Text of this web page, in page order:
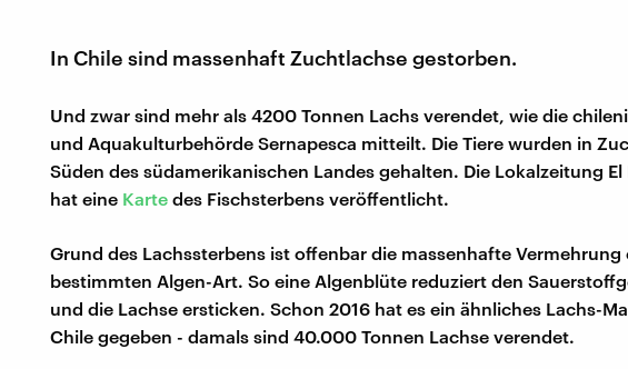
In Chile sind massenhaft Zuchtlachse gestorben.
Und zwar sind mehr als 4200 Tonnen Lachs verendet, wie die
und Aquakulturbehörde Sernapesca mitteilt. Die Tiere wurden in
Süden des südamerikanischen Landes gehalten. Die Lokalzeitung
hat eine Karte des Fischsterbens veröffentlicht.
Grund des Lachssterbens ist offenbar die massenhafte Vermehrung
bestimmten Algen-Art. So eine Algenblüte reduziert den
und die Lachse ersticken. Schon 2016 hat es ein ähnliches Lachs-
Chile gegeben - damals sind 40.000 Tonnen Lachse verendet.